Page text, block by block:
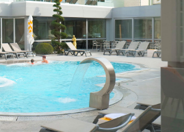
NOS PROMOTIONS